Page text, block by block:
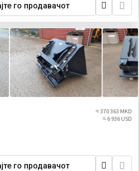
го продавачот
≈ 370 363 MKD
≈ 6 936 USD
го продавачот